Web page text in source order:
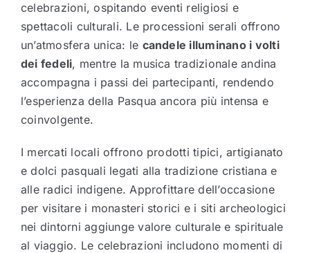
celebrazioni, ospitando eventi religiosi e
spettacoli culturali. Le processioni serali offrono
un’atmosfera unica: le candele illuminano i volti
dei fedeli, mentre la musica tradizionale andina
accompagna i passi dei partecipanti, rendendo
l’esperienza della Pasqua ancora più intensa e
coinvolgente.
I mercati locali offrono prodotti tipici, artigianato
e dolci pasquali legati alla tradizione cristiana e
alle radici indigene. Approfittare dell’occasione
per visitare i monasteri storici e i siti archeologici
nei dintorni aggiunge valore culturale e spirituale
al viaggio. Le celebrazioni includono momenti di